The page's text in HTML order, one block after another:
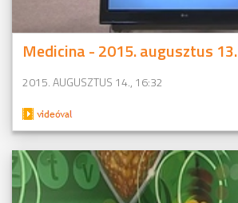
Medicina - 2015. augusztus 13.
2015. AUGUSZTUS 14., 16:32